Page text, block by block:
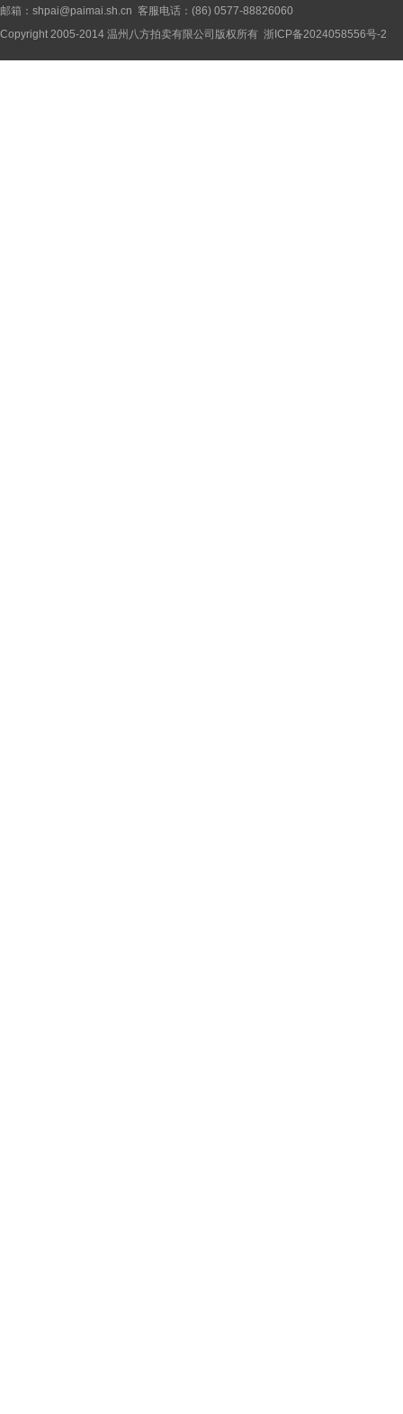
邮箱：shpai@paimai.sh.cn 客服电话：(86) 0577-88826060
Copyright 2005-2014 温州八方拍卖有限公司 版权所有 浙ICP备2024058556号-2